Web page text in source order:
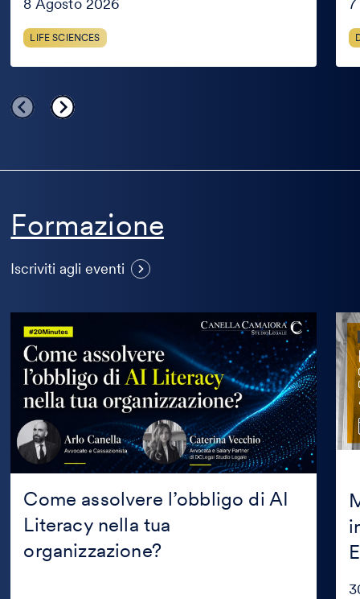
8 Agosto 2026
LIFE SCIENCES
7
Formazione
Iscriviti agli eventi
eventi
Come assolvere l’obbligo di AI
Literacy nella tua
organizzazione?
assolvere
l’obbligo
Literacy
nella
tua
organizzazione?
in
con